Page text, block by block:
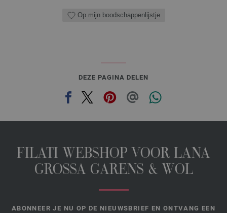
Op mijn boodschappenlijstje
DEZE PAGINA DELEN
FILATI WEBSHOP VOOR LANA
GROSSA GARENS & WOL
ABONNEER JE NU OP DE NIEUWSBRIEF EN ONTVANG EEN